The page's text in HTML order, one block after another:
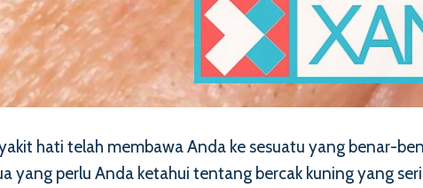
hati telah membawa Anda ke sesuatu yang benar-
yang perlu Anda ketahui tentang bercak kuning yang